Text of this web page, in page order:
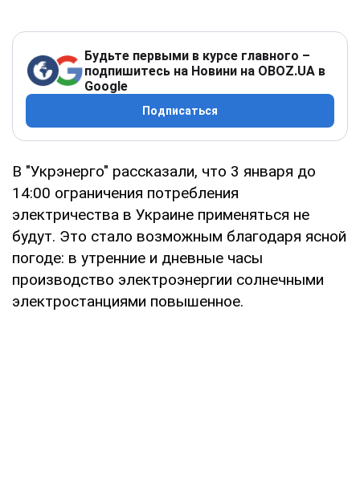
Будьте первыми в курсе главного –
подпишитесь на Новини на OBOZ.UA в
Google
Подписаться
В "Укрэнерго" рассказали, что 3 января до
14:00 ограничения потребления
электричества в Украине применяться не
будут. Это стало возможным благодаря ясной
погоде: в утренние и дневные часы
производство электроэнергии солнечными
электростанциями повышенное.